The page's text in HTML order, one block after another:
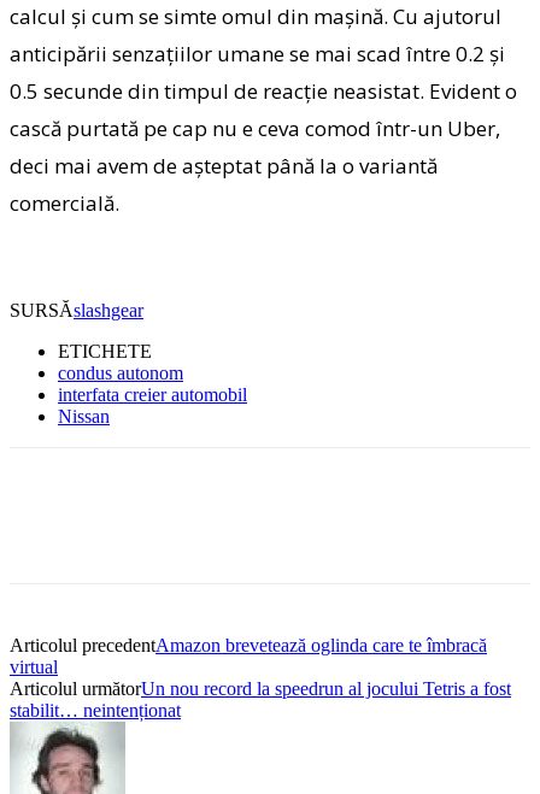
calcul şi cum se simte omul din maşină. Cu ajutorul
anticipării senzaţiilor umane se mai scad între 0.2 şi
0.5 secunde din timpul de reacţie neasistat. Evident o
cască purtată pe cap nu e ceva comod într-un Uber,
deci mai avem de aşteptat până la o variantă
comercială.
SURSĂslashgear
ETICHETE
condus autonom
interfata creier automobil
Nissan
Articolul precedentAmazon brevetează oglinda care te îmbracă
virtual
Articolul următorUn nou record la speedrun al jocului Tetris a fost
stabilit… neintenționat